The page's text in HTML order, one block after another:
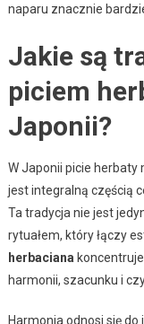
naparu znacznie
Jakie są
piciem
Japonii?
W Japonii picie herbaty
jest integralną częścią
Ta tradycja nie jest
rytuałem, który łączy
herbaciana
harmonii, szacunku i
Harmonia odnosi się